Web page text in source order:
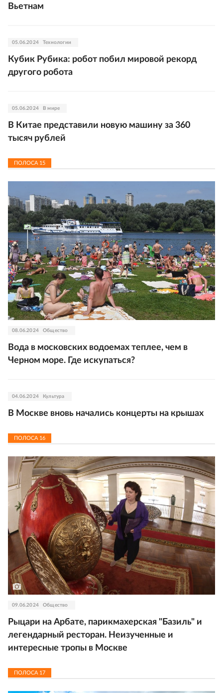
Вьетнам
05.06.2024 Технологии
Кубик Рубика: робот побил мировой рекорд
другого робота
05.06.2024 В мире
В Китае представили новую машину за 360
тысяч рублей
ПОЛОСА 15
08.06.2024 Общество
Вода в московских водоемах теплее, чем в
Черном море. Где искупаться?
04.06.2024 Культура
В Москве вновь начались концерты на крышах
ПОЛОСА 16
09.06.2024 Общество
Рыцари на Арбате, парикмахерская "Базиль" и
легендарный ресторан. Неизученные и
интересные тропы в Москве
ПОЛОСА 17